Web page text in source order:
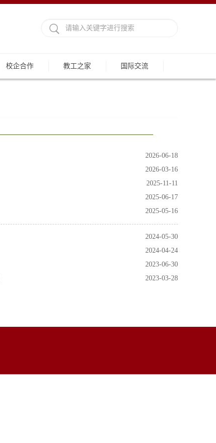
校企合作 教工之家 国际交流
2026-06-18
2026-03-16
2025-11-11
2025-06-17
2025-05-16
2024-05-30
2024-04-24
2023-06-30
2023-03-28